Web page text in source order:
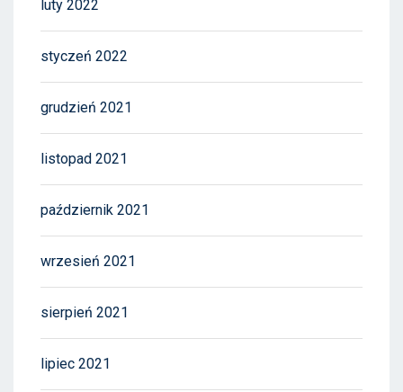
luty 2022
styczeń 2022
grudzień 2021
listopad 2021
październik 2021
wrzesień 2021
sierpień 2021
lipiec 2021